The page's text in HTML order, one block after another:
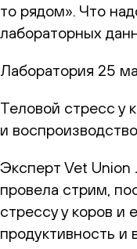
то рядом». Что
лабораторных
Лаборатория 25
Теловой стресс у
и воспроизводство
Эксперт Vet
провела стрим,
стрессу у коров и
продуктивность и